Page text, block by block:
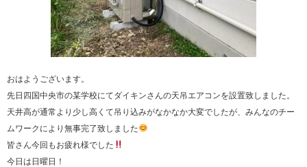
おはようございます。
先日四国中央市の某学校にてダイキンさんの天吊エアコンを設置致しました。
天井高が通常より少し高くて吊り込みがなかなか大変でしたが、みんなのチー
ムワークにより無事完了致しました
皆さん今回もお疲れ様でした
今日は日曜日！